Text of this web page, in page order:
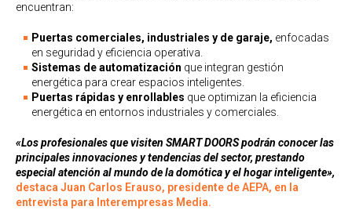
encuentran:
Puertas comerciales, industriales y de garaje, enfocadas
en seguridad y eficiencia operativa.
Sistemas de automatización que integran gestión
energética para crear espacios inteligentes.
Puertas rápidas y enrollables que optimizan la eficiencia
energética en entornos industriales y comerciales.
«Los profesionales que visiten SMART DOORS podrán conocer las
principales innovaciones y tendencias del sector, prestando
especial atención al mundo de la domótica y el hogar inteligente»,
destaca Juan Carlos Erauso, presidente de AEPA, en la
entrevista para Interempresas Media.